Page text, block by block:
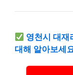
영천시 대재
대해 알아보세